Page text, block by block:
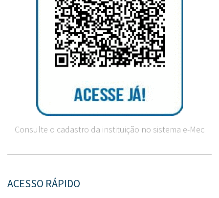
Consulte o cadastro da instituição no sistema e-Mec
ACESSO RÁPIDO